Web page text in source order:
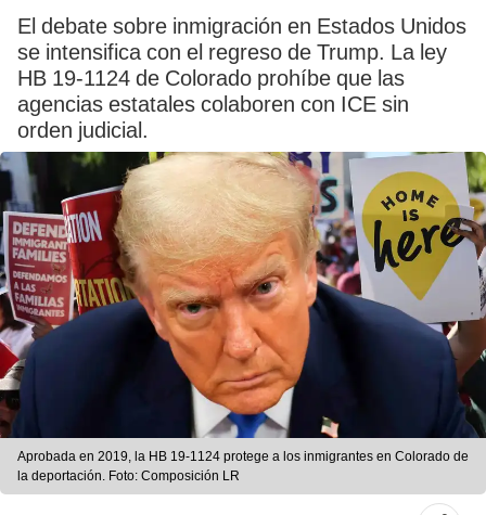
El debate sobre inmigración en Estados Unidos
se intensifica con el regreso de Trump. La ley
HB 19-1124 de Colorado prohíbe que las
agencias estatales colaboren con ICE sin
orden judicial.
Aprobada en 2019, la HB 19-1124 protege a los inmigrantes en Colorado de
la deportación. Foto: Composición LR